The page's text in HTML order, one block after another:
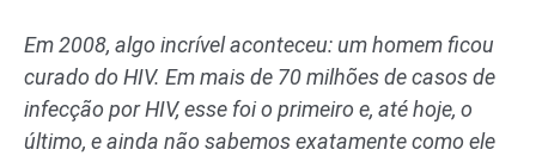
Em 2008, algo incrível aconteceu: um homem ficou
curado do HIV. Em mais de 70 milhões de casos de
infecção por HIV, esse foi o primeiro e, até hoje, o
último, e ainda não sabemos exatamente como ele